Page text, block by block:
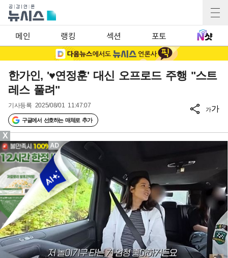
메인 랭킹 섹션 포토
한가인, '♥연정훈' 대신 오프로드 주행 "스트
레스 풀려"
기사등록 2025/08/01 11:47:07
구글에서 선호하는 매체로 추가
가가
X